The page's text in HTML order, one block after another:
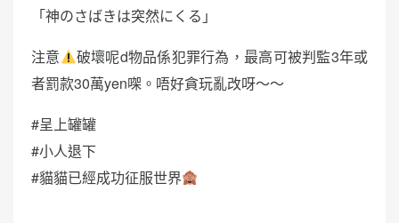
「神のさばきは突然にくる」
注意
破壞呢d物品係犯罪行為，最高可被判監3年或
者罰款30萬yen㗎。唔好貪玩亂改呀～～
#呈上罐罐
#小人退下
#貓貓已經成功征服世界